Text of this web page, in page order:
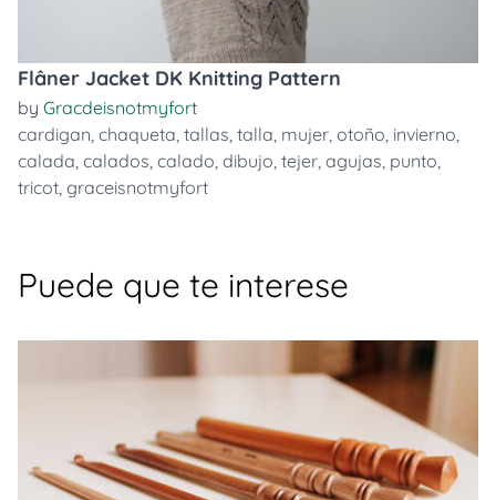
Flâner Jacket DK Knitting Pattern
by Gracdeisnotmyfort
cardigan, chaqueta, tallas, talla, mujer, otoño, invierno,
calada, calados, calado, dibujo, tejer, agujas, punto,
tricot, graceisnotmyfort
Puede que te interese